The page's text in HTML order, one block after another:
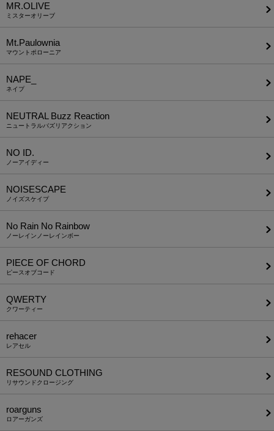
MR.OLIVE
ミスターオリーブ
Mt.Paulownia
マウントポローニア
NAPE_
ネイプ
NEUTRAL Buzz Reaction
ニュートラルバズリアクション
NO ID.
ノーアイディー
NOISESCAPE
ノイズスケイプ
No Rain No Rainbow
ノーレインノーレインボー
PIECE OF CHORD
ピースオブコード
QWERTY
クワーティー
rehacer
レアセル
RESOUND CLOTHING
リサウンドクロージング
roarguns
ロアーガンズ